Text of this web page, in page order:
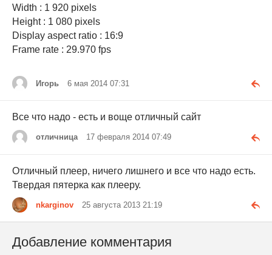
Width : 1 920 pixels
Height : 1 080 pixels
Display aspect ratio : 16:9
Frame rate : 29.970 fps
Игорь 6 мая 2014 07:31
Все что надо - есть и воще отличный сайт
отличница 17 февраля 2014 07:49
Отличный плеер, ничего лишнего и все что надо есть.
Твердая пятерка как плееру.
nkarginov 25 августа 2013 21:19
Добавление комментария